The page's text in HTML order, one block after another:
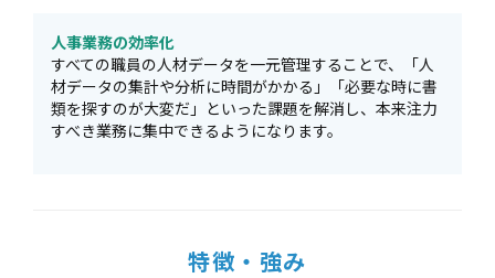
人事業務の効率化
すべての職員の人材データを一元管理することで、「人
材データの集計や分析に時間がかかる」「必要な時に書
類を探すのが大変だ」といった課題を解消し、本来注力
すべき業務に集中できるようになります。
特徴・強み